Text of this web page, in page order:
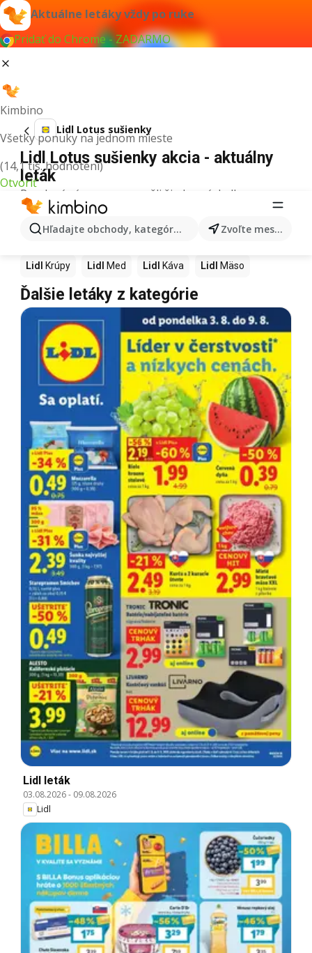
Aktuálne letáky vždy po ruke
Pridať do Chrome - ZADARMO
Kimbino
Všetky ponuky na jednom mieste
(14,1 tis. hodnotení)
Otvoriť
Hľadajte obchody, kategórie, produkty... Zvoľte mesto
Lidl Lotus sušienky
Lidl Lotus sušienky akcia - aktuálny
leták
Pre daný výraz sme nenašli žiadne výsledky.
Ďalšie produkty v obchodoch Lidl
Lidl Kiwi LidlMango Lidl
Lidl Krúpy Lidl Med Lidl Káva Lidl Mäso
Ďalšie letáky z kategórie
Lidl leták
03.08.2026- 09.08.2026
Lidl